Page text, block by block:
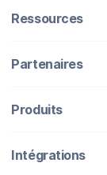
Ressources
Partenaires
Produits
Intégrations